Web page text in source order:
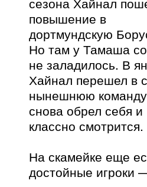
повышение в
дортмундскую
Но там у Тамаша
не заладилось. В
Хайнал перешел в
нынешнюю
снова обрел себя и
классно смотрится.
На скамейке еще
достойные игроки